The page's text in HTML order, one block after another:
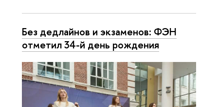
Без дедлайнов и экзаменов: ФЭН
отметил 34-й день рождения